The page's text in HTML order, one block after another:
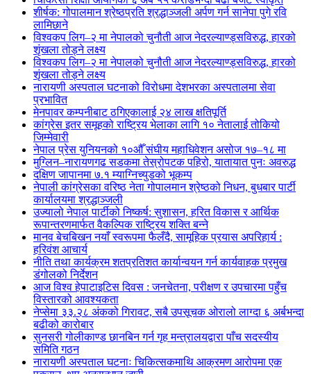
शीर्षक: गोपालमान श्रेष्ठप्रति श्रद्धाञ्जली अर्पण गर्न सानेपा पुगे रवि
लामिछाने
विश्वकप लिग–२ मा नेपालको चुनौती आज नेदरल्याण्ड्सविरुद्ध, हारको
शृंखला तोड्ने लक्ष्य
विश्वकप लिग–२ मा नेपालको चुनौती आज नेदरल्याण्ड्सविरुद्ध, हारको
शृंखला तोड्ने लक्ष्य
नारायणी अस्पताल घटनाको विरोधमा देशभरका अस्पतालमा सेवा
प्रभावित
मेनपावर कम्पनीबाट ठगिएकालाई २४ लाख क्षतिपूर्ति
कांग्रेस इतर समूहको राष्ट्रिय भेलाका लागि १० नेतालाई तोकियो
जिम्मेवारी
नेपाल प्रेस युनियनको १०औँ संघीय महाधिवेशन असोज १७–१८ मा
मुग्लिन–नारायणगढ सडकमा तेस्रोपटक पहिरो, यातायात पुनः अवरुद्ध
दक्षिण जापानमा ७.१ म्याग्निच्युडको भूकम्प
नेपाली कांग्रेसका वरिष्ठ नेता गोपालमान श्रेष्ठको निधन, बुधबार पार्टी
कार्यालयमा श्रद्धाञ्जली
उज्यालो नेपाल पार्टीको निष्कर्ष: सुशासन, हरित विकास र आर्थिक
रूपान्तरणमार्फत वैकल्पिक राष्ट्रिय शक्ति बन्ने
मानव बेचबिखन नयाँ स्वरूपमा फैलँदै, सामूहिक प्रयास अपरिहार्य :
हरिवंश आचार्य
नीति तथा कार्यक्रम शतप्रतिशत कार्यान्वयन गर्न कार्यवाहक प्रमुख
डंगोलको निर्देशन
आज विश्व हेपाटाइटिस दिवस : जनचेतना, परीक्षण र उपचारमा पहुँच
विस्तारको आवश्यकता
नेप्सेमा ३३.२८ अंकको गिरावट, सबै उपसूचक ओरालो लाग्दा ६ अर्बभन्दा
बढीको कारोबार
सुनसरी गोलीकाण्ड छानबिन गर्न गृह मन्त्रालयद्वारा पाँच सदस्यीय
समिति गठन
नारायणी अस्पताल घटनाः चिकित्सकमाथि आक्रमण आरोपमा एक